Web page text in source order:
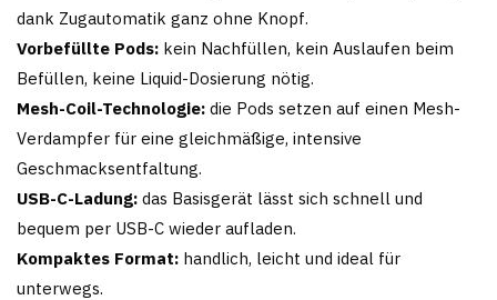
dank Zugautomatik ganz ohne Knopf.
Vorbefüllte Pods: kein Nachfüllen, kein Auslaufen beim
Befüllen, keine Liquid-Dosierung nötig.
Mesh-Coil-Technologie: die Pods setzen auf einen Mesh-
Verdampfer für eine gleichmäßige, intensive
Geschmacksentfaltung.
USB-C-Ladung: das Basisgerät lässt sich schnell und
bequem per USB-C wieder aufladen.
Kompaktes Format: handlich, leicht und ideal für
unterwegs.